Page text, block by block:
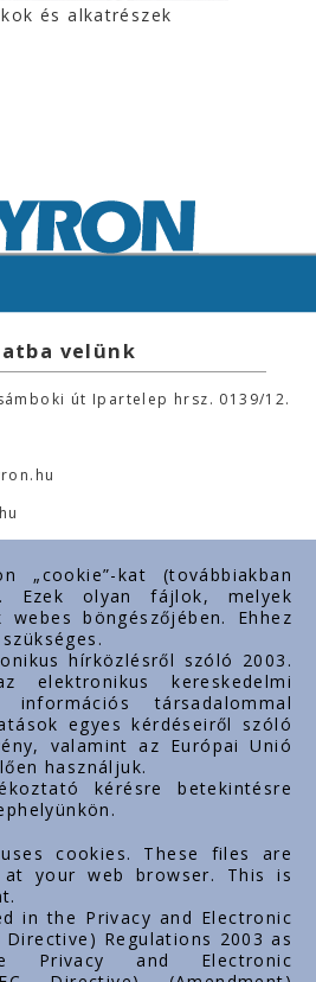
és alkatrészek
velünk
út Ipartelep hrsz. 0139/12.
„cookie”-kat (továbbiakban
Ezek olyan fájlok, melyek
böngészőjében. Ehhez
hírközlésről szóló 2003.
kereskedelmi
társadalommal
egyes kérdéseiről szóló
valamint az Európai Unió
használjuk.
kérésre betekintésre
cookies. These files are
your web browser. This is
in the Privacy and Electronic
Directive) Regulations 2003 as
Privacy and Electronic